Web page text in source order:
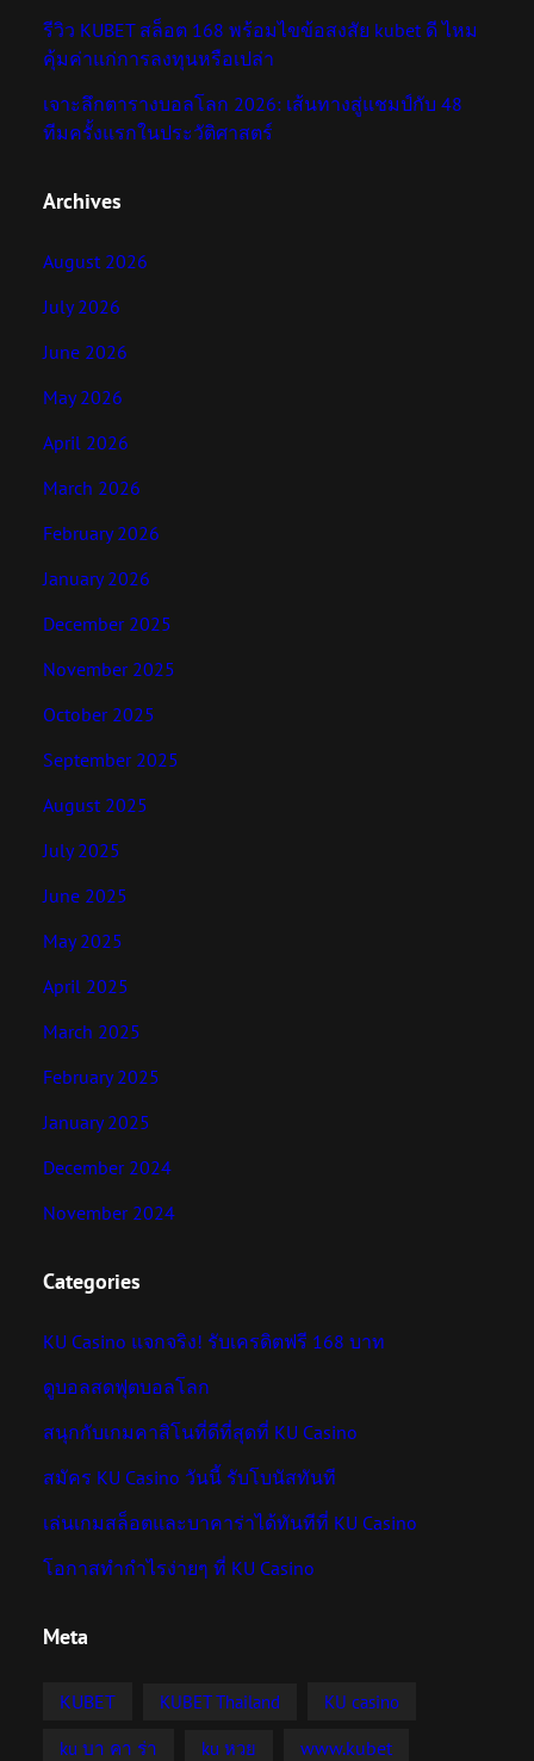
รีวิว KUBET สล็อต 168 พร้อมไขข้อสงสัย kubet ดี ไหม
คุ้มค่าแก่การลงทุนหรือเปล่า
เจาะลึกตารางบอลโลก 2026: เส้นทางสู่แชมป์กับ 48
ทีมครั้งแรกในประวัติศาสตร์
Archives
August 2026
July 2026
June 2026
May 2026
April 2026
March 2026
February 2026
January 2026
December 2025
November 2025
October 2025
September 2025
August 2025
July 2025
June 2025
May 2025
April 2025
March 2025
February 2025
January 2025
December 2024
November 2024
Categories
KU Casino แจกจริง! รับเครดิตฟรี 168 บาท
ดูบอลสดฟุตบอลโลก
สนุกกับเกมคาสิโนที่ดีที่สุดที่ KU Casino
สมัคร KU Casino วันนี้ รับโบนัสทันที
เล่นเกมสล็อตและบาคาร่าได้ทันทีที่ KU Casino
โอกาสทำกำไรง่ายๆ ที่ KU Casino
Meta
KUBET KUBET Thailand
KU casino
ku บา คา ร่า
ku หวย www.kubet